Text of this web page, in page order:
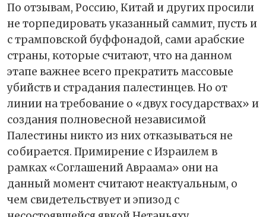
По отзывам, Россию, Китай и других просили
не торпедировать указанный саммит, пусть и
с трамповской буффонадой, сами арабские
страны, которые считают, что на данном
этапе важнее всего прекратить массовые
убийств и страдания палестинцев. Но от
линии на требование о «двух государствах» и
создания полновесной независимой
Палестины никто из них отказываться не
собирается. Примирение с Израилем в
рамках «Соглашений Авраама» они на
данный момент считают неактуальным, о
чем свидетельствует и эпизод с